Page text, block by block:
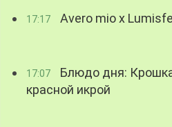
17:17 Avero mio x
17:07
Блюдо дня:
красной икрой